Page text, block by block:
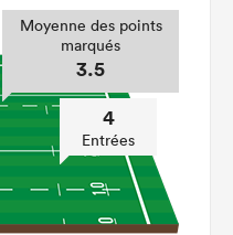
Moyenne des points
marqués
3.5
4
Entrées